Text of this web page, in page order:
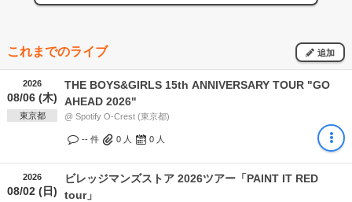
これまでのライブ 追加
2026
08/06 (木)
東京都
THE BOYS&GIRLS 15th ANNIVERSARY TOUR "GO
AHEAD 2026"
@ Spotify O-Crest (東京都)
-- 件 0 人 0 人
2026
08/02 (日)
ビレッジマンズストア 2026ツアー「PAINT IT RED
tour」